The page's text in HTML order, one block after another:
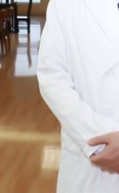
牌齊聚
醒！